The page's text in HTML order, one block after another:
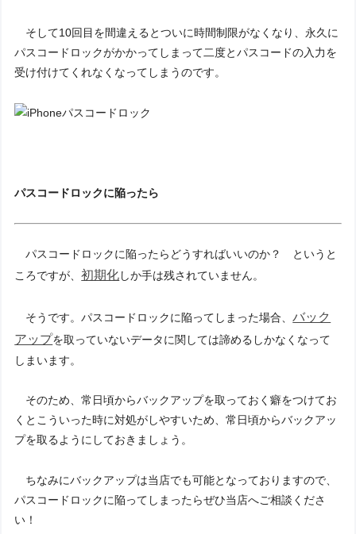
そして10回目を間違えるとついに時間制限がなくなり、永久に
パスコードロックがかかってしまって二度とパスコードの入力を
受け付けてくれなくなってしまうのです。
パスコードロックに陥ったら
パスコードロックに陥ったらどうすればいいのか？ というと
ころですが、初期化しか手は残されていません。
そうです。パスコードロックに陥ってしまった場合、バック
アップを取っていないデータに関しては諦めるしかなくなって
しまいます。
そのため、常日頃からバックアップを取っておく癖をつけてお
くとこういった時に対処がしやすいため、常日頃からバックアッ
プを取るようにしておきましょう。
ちなみにバックアップは当店でも可能となっておりますので、
パスコードロックに陥ってしまったらぜひ当店へご相談くださ
い！